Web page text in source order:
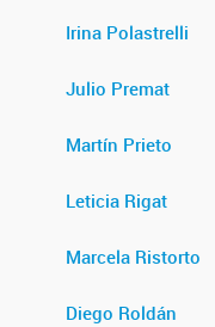
Irina Polastrelli
Julio Premat
Martín Prieto
Leticia Rigat
Marcela Ristorto
Diego Roldán